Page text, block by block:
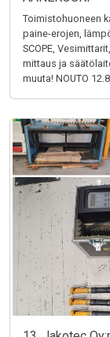
Toimistohuoneen
paine-erojen,
SCOPE,
mittaus ja
muuta! NOUTO